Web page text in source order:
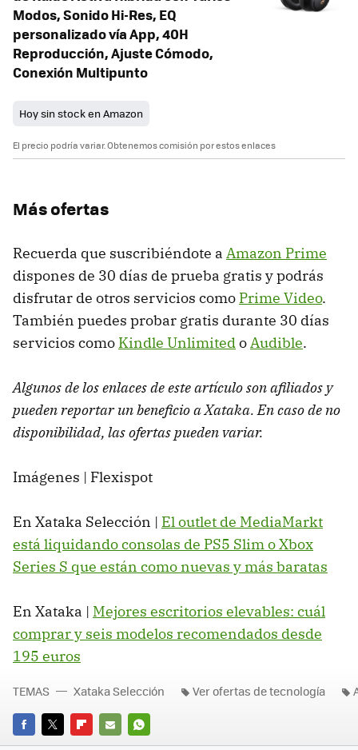
Modos, Sonido Hi-Res, EQ
personalizado vía App, 40H
Reproducción, Ajuste Cómodo,
Conexión Multipunto
Hoy sin stock en Amazon
El precio podría variar. Obtenemos comisión por estos enlaces
Más ofertas
Recuerda que suscribiéndote a Amazon Prime
dispones de 30 días de prueba gratis y podrás
disfrutar de otros servicios como Prime Video.
También puedes probar gratis durante 30 días
servicios como Kindle UnlimitedoAudible.
Algunos de los enlaces de este artículo son afiliados y
pueden reportar un beneficio a Xataka. En caso de no
disponibilidad, las ofertas pueden variar.
Imágenes | Flexispot
En Xataka Selección | El outlet de MediaMarkt
está liquidando consolas de PS5 Slim o Xbox
Series S que están como nuevas y más baratas
En Xataka | Mejores escritorios elevables: cuál
comprar y seis modelos recomendados desde
195 euros
FACEBOOK
TWITTERFLIPBOARD
E-
WHATSAPP
TEMAS Xataka Selección Ver ofertas de tecnología